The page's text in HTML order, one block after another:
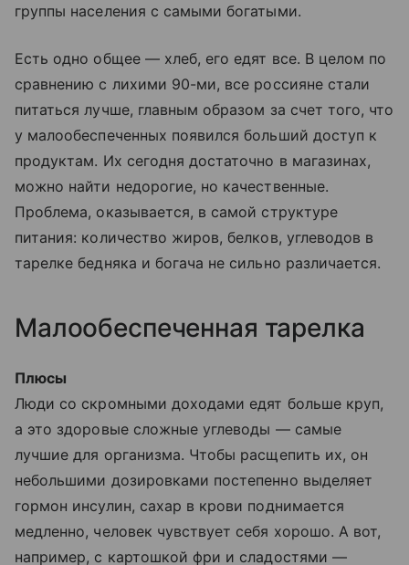
группы населения с самыми богатыми.
Есть одно общее — хлеб, его едят все. В целом по
сравнению с лихими 90-ми, все россияне стали
питаться лучше, главным образом за счет того, что
у малообеспеченных появился больший доступ к
продуктам. Их сегодня достаточно в магазинах,
можно найти недорогие, но качественные.
Проблема, оказывается, в самой структуре
питания: количество жиров, белков, углеводов в
тарелке бедняка и богача не сильно различается.
Малообеспеченная тарелка
Плюсы
Люди со скромными доходами едят больше круп,
а это здоровые сложные углеводы — самые
лучшие для организма. Чтобы расщепить их, он
небольшими дозировками постепенно выделяет
гормон инсулин, сахар в крови поднимается
медленно, человек чувствует себя хорошо. А вот,
например, с картошкой фри и сладостями —